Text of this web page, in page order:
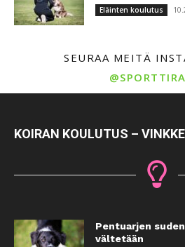
Eläinten koulutus
SEURAA MEITÄ
KOIRAN KOULUTUS –
Pentuarjen
vältetään